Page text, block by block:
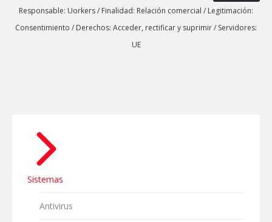
Responsable: Uorkers/ Finalidad: Relación comercial / Legitimación:
Consentimiento / Derechos: Acceder, rectificar y suprimir/ Servidores:
UE
Sistemas
Antivirus